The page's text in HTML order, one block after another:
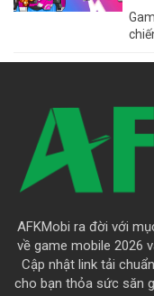
AFKMobi ra đời với
về game mobile 2026
Cập nhật link tải
cho bạn thỏa sức săn